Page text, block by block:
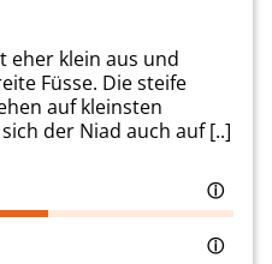
eher klein aus und
Füsse. Die steife
auf kleinsten
der Niad auch auf [..]
ⓘ
ⓘ